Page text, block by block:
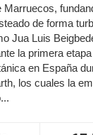
Marruecos,
de forma
Jua Luis
la primera
en España
los cuales la